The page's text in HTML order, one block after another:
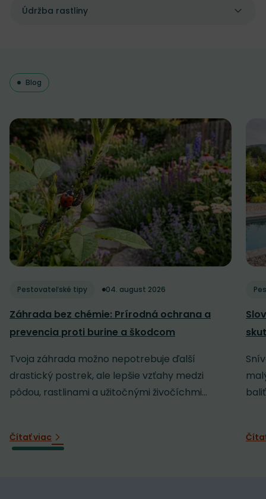
Údržba rastliny
Blog
Pestovateľské tipy 04. august 2026
Záhrada bez chémie: Prírodná ochrana a
prevencia proti burine a škodcom
Tvoja záhrada možno nepotrebuje ďalší
drastický postrek, ale lepšie vzťahy medzi
pôdou, rastlinami a užitočnými živočíchmi...
Čítať viac